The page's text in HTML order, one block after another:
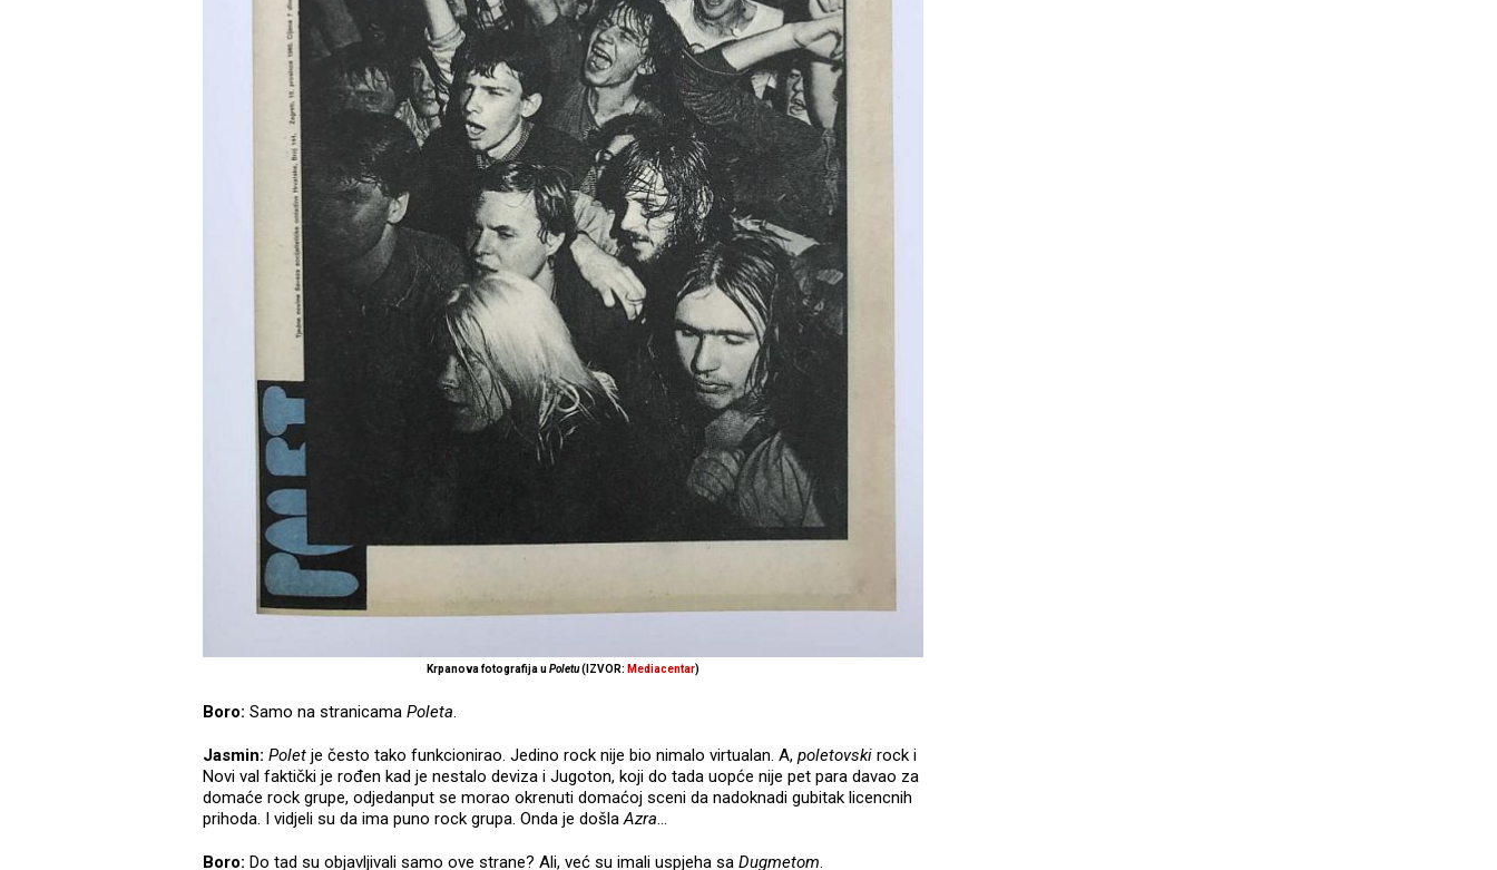
Krpanova fotografija uPoletu(IZVOR: Mediacentar)
Boro: Samo na stranicama Poleta
Jasmin: Polet je često tako funkcionirao. Jedino rock nije bio nimalo virtualan. A, poletovski rock i
Novi val faktički je rođen kad je nestalo deviza i Jugoton, koji do tada uopće nije pet para davao za
domaće rock grupe, odjedanput se morao okrenuti domaćoj sceni da nadoknadi gubitak licencnih
prihoda. I vidjeli su da ima puno rock grupa. Onda je došla Azra
Boro: Do tad su objavljivali samo ove strane? Ali, već su imali uspjeha sa Dugmetom